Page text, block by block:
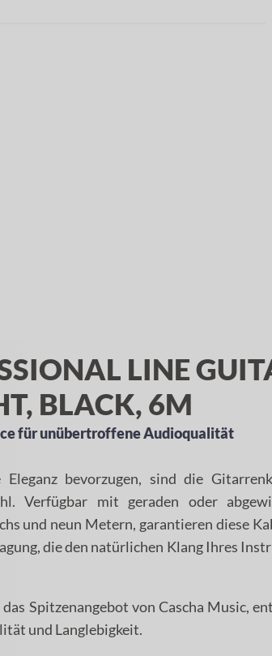
LINE
BLACK, 6M
für unübertroffene Audioqualität
bevorzugen, sind die
Verfügbar mit geraden oder
und neun Metern, garantieren diese
die den natürlichen Klang Ihres
Spitzenangebot von Cascha Music,
und Langlebigkeit.